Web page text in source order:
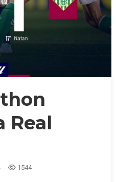
Real
1544